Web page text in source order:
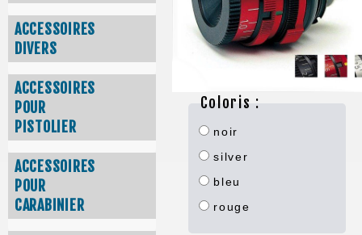
ACCESSOIRES
DIVERS
ACCESSOIRES
POUR
PISTOLIER
ACCESSOIRES
POUR
CARABINIER
Coloris :
noir
silver
bleu
rouge